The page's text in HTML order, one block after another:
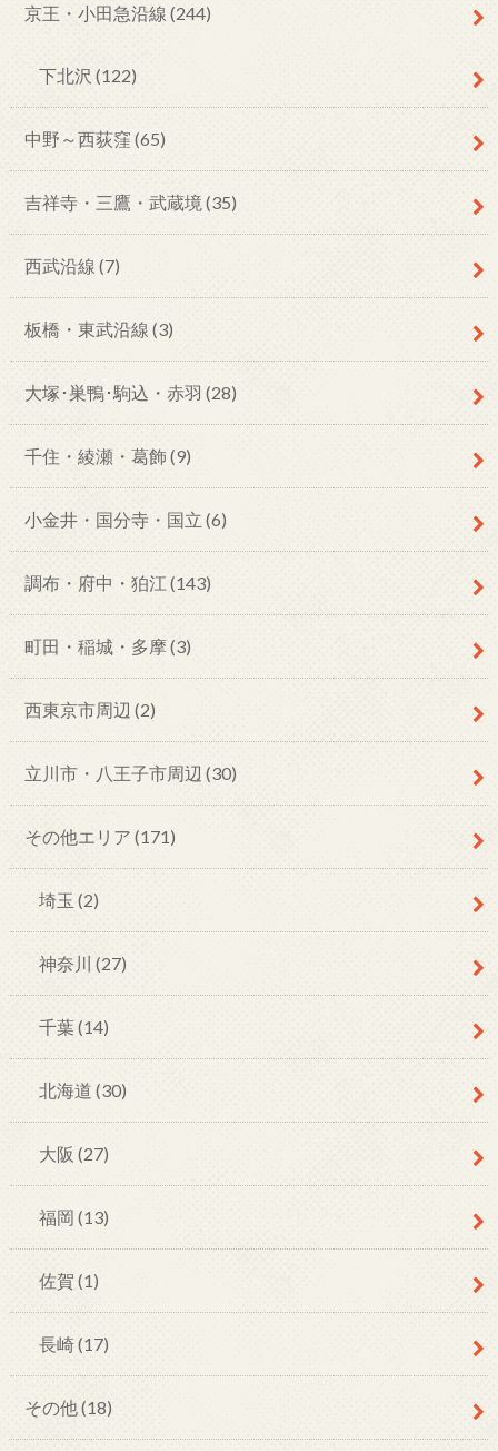
京王・小田急沿線 (244)
下北沢 (122)
中野～西荻窪 (65)
吉祥寺・三鷹・武蔵境 (35)
西武沿線 (7)
板橋・東武沿線 (3)
大塚･巣鴨･駒込・赤羽 (28)
千住・綾瀬・葛飾(9)
小金井・国分寺・国立 (6)
調布・府中・狛江 (143)
町田・稲城・多摩 (3)
西東京市周辺 (2)
立川市・八王子市周辺 (30)
その他エリア (171)
埼玉 (2)
神奈川 (27)
千葉(14)
北海道 (30)
大阪 (27)
福岡 (13)
佐賀 (1)
長崎(17)
その他 (18)